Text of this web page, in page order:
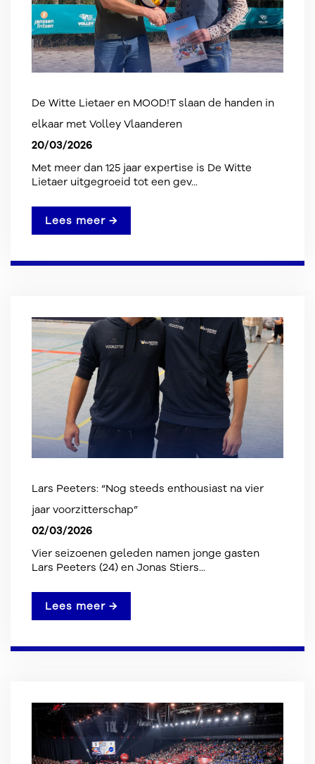
De Witte Lietaer en MOOD!T slaan de handen in
elkaar met Volley Vlaanderen
20/03/2026
Met meer dan 125 jaar expertise is De Witte
Lietaer uitgegroeid tot een gev...
Lees meer →
Lars Peeters: “Nog steeds enthousiast na vier
jaar voorzitterschap”
02/03/2026
Vier seizoenen geleden namen jonge gasten
Lars Peeters (24) en Jonas Stiers...
Lees meer →